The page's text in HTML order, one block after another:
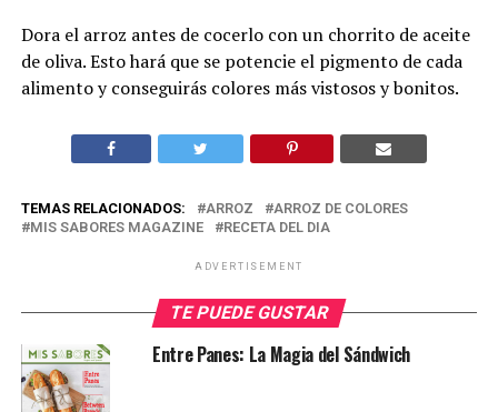
Dora el arroz antes de cocerlo con un chorrito de aceite
de oliva. Esto hará que se potencie el pigmento de cada
alimento y conseguirás colores más vistosos y bonitos.
TEMAS RELACIONADOS: ARROZ
ARROZ DE COLORES
MIS SABORES MAGAZINE
RECETA DEL DIA
ADVERTISEMENT
TE PUEDE GUSTAR
Entre Panes: La Magia del Sándwich